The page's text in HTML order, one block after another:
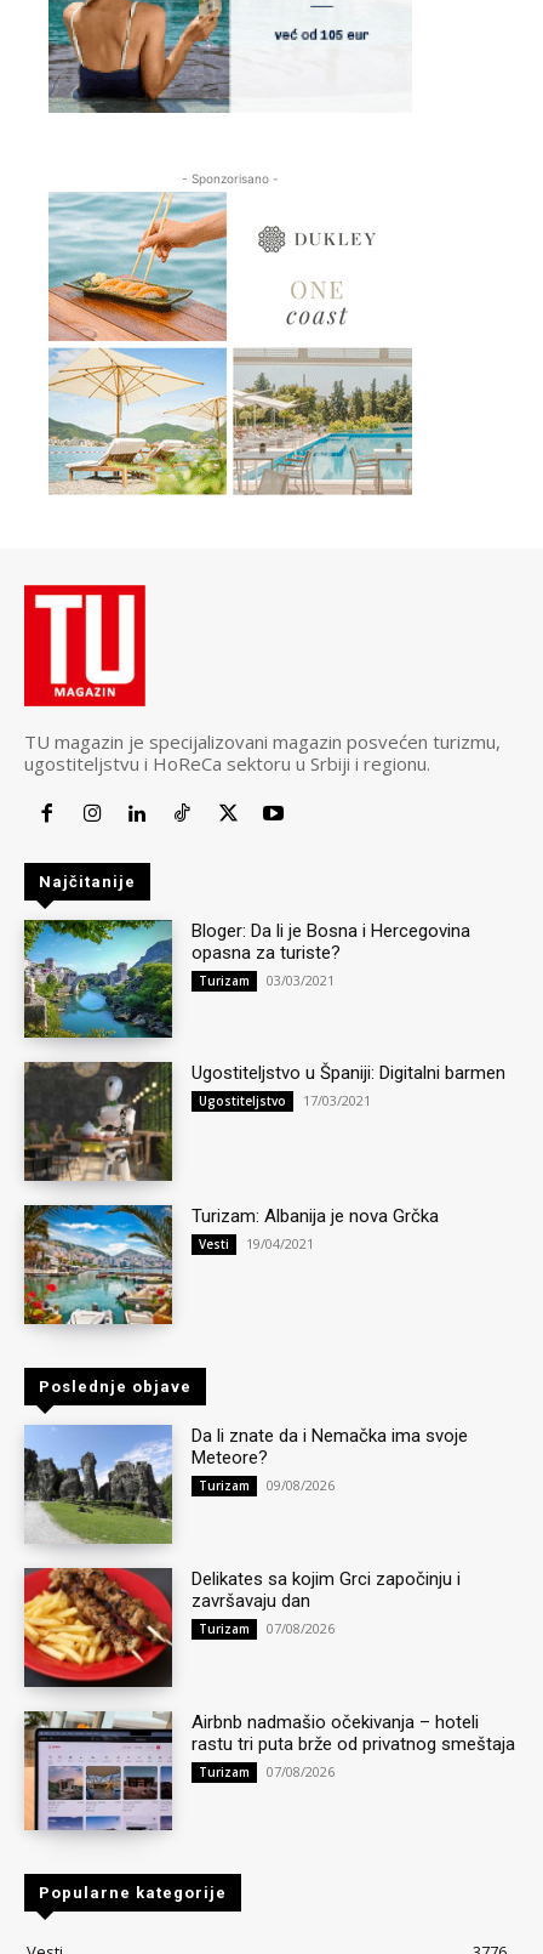
- Sponzorisano -
TU magazin je specijalizovani magazin posvećen turizmu,
ugostiteljstvu i HoReCa sektoru u Srbiji i regionu.
Najčitanije
Bloger: Da li je Bosna i Hercegovina
opasna za turiste?
Turizam 03/03/2021
Ugostiteljstvo u Španiji: Digitalni barmen
Ugostiteljstvo 17/03/2021
Turizam: Albanija je nova Grčka
Vesti 19/04/2021
Poslednje objave
Da li znate da i Nemačka ima svoje
Meteore?
Turizam 09/08/2026
Delikates sa kojim Grci započinju i
završavaju dan
Turizam 07/08/2026
Airbnb nadmašio očekivanja – hoteli
rastu tri puta brže od privatnog smeštaja
Turizam 07/08/2026
Popularne kategorije